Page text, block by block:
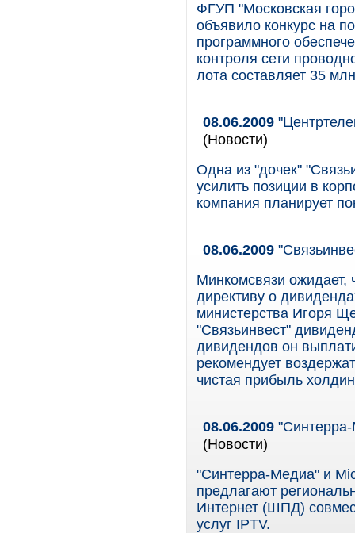
ФГУП "Московская
объявило конкурс на
программного
контроля сети
лота составляет 35
08.06.2009
(Новости)
Одна из "дочек"
усилить позиции в
компания планирует
08.06.2009
Минкомсвязи ожидает,
директиву о
министерства Игоря
"Связьинвест"
дивидендов он
рекомендует
чистая прибыль
08.06.2009
(Новости)
"Синтерра-Медиа" и
предлагают
Интернет (ШПД)
услуг IPTV.